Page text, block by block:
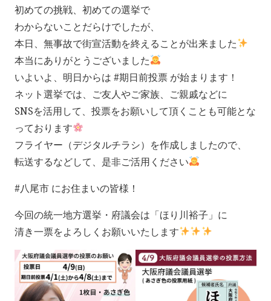
初めての挑戦、初めての選挙で
わからないことだらけでしたが、
本日、無事故で街宣活動を終えることが出来ました
本当にありがとうございました
いよいよ、明日からは #期日前投票 が始まります！
ネット選挙では、ご友人やご家族、ご親戚などに
SNSを活用して、投票をお願いして頂くことも可能とな
っております
フライヤー（デジタルチラシ）を作成しましたので、
転送するなどして、是非ご活用ください
#八尾市 にお住まいの皆様！
今回の統一地方選挙・府議会は「ほり川裕子」に
清き一票をよろしくお願いいたします